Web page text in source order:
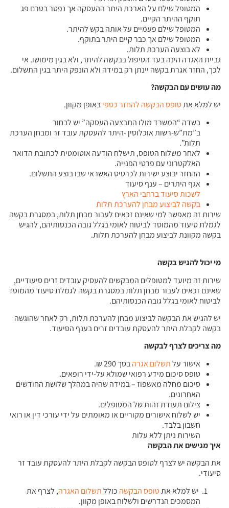
המטופל שילם על הארכת היתר ההעסקה אך נפטר בטרם פג
תוקף ההיתר הקיים.
המטופל שילם פעמיים על אותה בקש להיתר.
המטופל שילם אך כבר קיים היתר בתוקף.
לא בוצעה הערכת תלות.
גביית האגרה הינה בעד הטיפול בבקשה להיתר, ולא בגין מימושו. אי
לכך, החזר אגרת בקשה יינתן רק במידה ולא הונפק היתר בגין התשלום.
מה עושים עם הבקשה?
יש למלא אתטופס הבקשה להחזר כספיבאופן מקוון.
בשדה “המשרד מולו התבצעה העסקה” יש לבחור
ב”מת”ש-רשות אוכלוסין -היתר להעסקת עובד זר ומבחן הערכת
תלות”.
לאחר משלוח הטופס, תישלח הודעה אוטומטית לכתובת הדואר
האלקטרוני עם פרטי הפנייה.
ההחזר יבוצע ישירות לכרטיס האשראי שבו בוצע התשלום.
אגף היתרים – ענף סיעוד
לשכות סיעוד ברחבי הארץ
בקשה לביצוע מבחן להערכת תלות
שירות זה מאפשר למי שאינם זכאים לעבור מבחן תלות, במסגרת בקשה
לגמלת סיעוד מהמוסד לביטוח לאומי בגלל גובה הכנסותיהם, להגיש
בקשה מקוונת לביצוע מבחן להערכת תלות.
מי יכול להגיש בקשה
שירות זה מיועד למטופלים המבקשים להעסיק עובדים זרים סיעודיים,
שאינם זכאים לעבור מבחן תלות במסגרת בקשה לגמלת סיעוד מהמוסד
לביטוח לאומי בגלל גובה הכנסותיהם.
יש להגיש את הבקשה לביצוע מבחן להערכת תלות, רק לאחר שהוגשה
בקשה לקבלת היתר להעסקת עובדים זרים בענף הסיעוד.
מה צריכים לצרף לבקשה
אישור עלתשלום אגרהבסך 290 ₪.
טופס סיכום מידע רפואי שמולא על-ידי רופאים.
סיכום מחלה מאשפוז – במידה שהיה במהלך שלושת החודשים
האחרונים.
צילום תעודת זהות של המטופלים.
יש לשלוח אישורים מקוריים או מאומתים על ידי עורכי דין או רואי
חשבון בלבד.
השירות ניתן ללא עלות
איך מגישים את הבקשה
את הבקשה יש לצרף לטופס הבקשה לקבלת היתר להעסקת עובד זר
סיעודי.
יש למלא אתטופס הבקשה כוללתשלום האגרה, לצרף את
המסמכים הנדרשים ולשלוח באופן מקוון.